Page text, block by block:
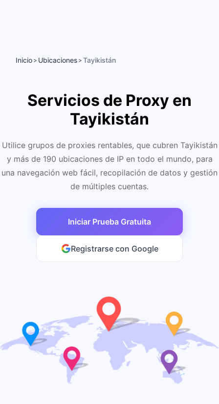
Inicio > Ubicaciones > Tayikistán
Servicios de Proxy en
Tayikistán
Utilice grupos de proxies rentables, que cubren Tayikistán
y más de 190 ubicaciones de IP en todo el mundo, para
una navegación web fácil, recopilación de datos y gestión
de múltiples cuentas.
Iniciar Prueba Gratuita
Registrarse con Google